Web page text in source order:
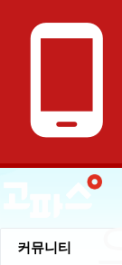
phone_android
커뮤니티